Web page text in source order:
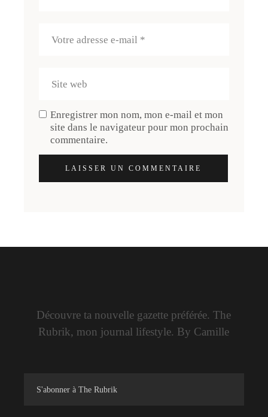
Enregistrer mon nom, mon e-mail et mon
site dans le navigateur pour mon prochain
commentaire.
LAISSER UN COMMENTAIRE
Découvre ta nouvelle gazette préférée. The
Rubrik, mon journal lifestyle. By Camille